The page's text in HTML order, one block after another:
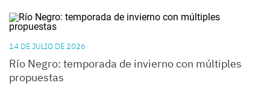
14 DE JULIO DE 2026
Río Negro: temporada de invierno con múltiples
propuestas